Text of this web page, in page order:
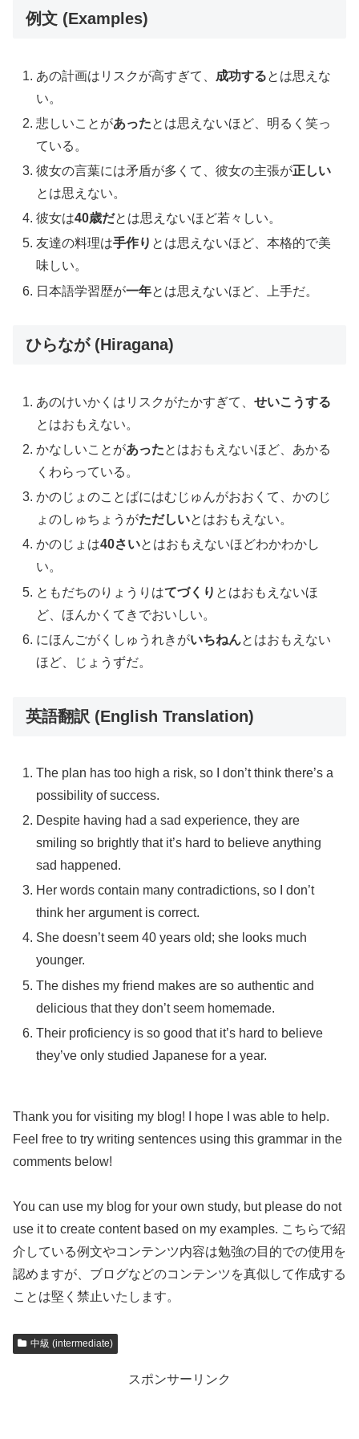
例文 (Examples)
あの計画はリスクが高すぎて、 成功するとは思えな
い。
悲しいことがあったとは思えないほど、明るく笑っ
ている。
彼女の言葉には矛盾が多くて、彼女の主張が正しい
とは思えない。
彼女は40歳だとは思えないほど若々しい。
友達の料理は手作り とは思えないほど、本格的で美
味しい。
日本語学習歴が一年とは思えないほど、上手だ。
ひらなが (Hiragana)
あのけいかくはリスクがたかすぎて、せいこうする
とはおもえない。
かなしいことがあったとはおもえないほど、あかる
くわらっている。
かのじょのことばにはむじゅんがおおくて、かのじ
ょのしゅちょうがただしいとはおもえない。
かのじょは40さいとはおもえないほどわかわかし
い。
ともだちのりょうりはてづくり とはおもえないほ
ど、ほんかくてきでおいしい。
にほんごがくしゅうれきがいちねんとはおもえない
ほど、じょうずだ。
英語翻訳 (English Translation)
The plan has too high a risk, so I don’t think there’s a
possibility of success.
Despite having had a sad experience, they are
smiling so brightly that it’s hard to believe anything
sad happened.
Her words contain many contradictions, so I don’t
think her argument is correct.
She doesn’t seem 40 years old; she looks much
younger.
The dishes my friend makes are so authentic and
delicious that they don’t seem homemade.
Their proficiency is so good that it’s hard to believe
they’ve only studied Japanese for a year.
Thank you for visiting my blog! I hope I was able to help.
Feel free to try writing sentences using this grammar in the
comments below!
You can use my blog for your own study, but please do not
use it to create content based on my examples. こちらで紹
介している例文やコンテンツ内容は勉強の目的での使用を
認めますが、ブログなどのコンテンツを真似して作成する
ことは堅く禁止いたします。
中級 (intermediate)
スポンサーリンク